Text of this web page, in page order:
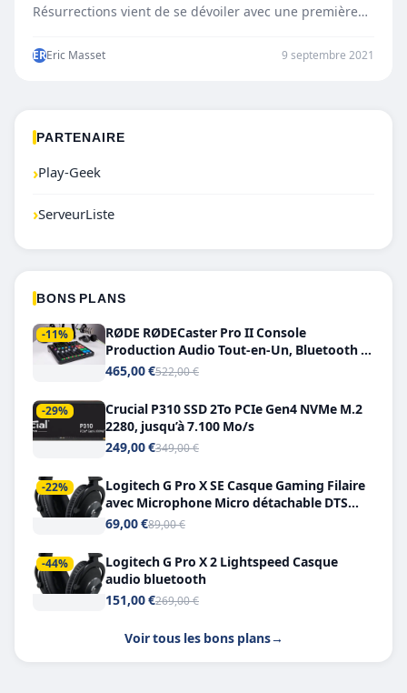
Résurrections vient de se dévoiler avec une première
EREric Masset 9 septembre 2021
PARTENAIRE
›Play-Geek
›ServeurListe
BONS PLANS
-11%
RØDE RØDECaster Pro II Console
Production Audio Tout-en-Un, Bluetooth et
Double USB-C
465,00 €522,00 €
-29%
Crucial P310 SSD 2To PCIe Gen4 NVMe M.2
2280, jusqu’à 7.100 Mo/s
249,00 €349,00 €
-22%
Logitech G Pro X SE Casque Gaming Filaire
avec Microphone Micro détachable DTS
Headphone X 7.1
69,00 €89,00 €
-44%
Logitech G Pro X 2 Lightspeed Casque
audio bluetooth
151,00 €269,00 €
Voir tous les bons plans→